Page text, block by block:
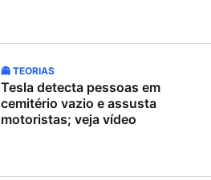
👻 TEORIAS
Tesla detecta pessoas em
cemitério vazio e assusta
motoristas; veja vídeo